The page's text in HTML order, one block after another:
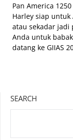
Pan America
Harley siap
atau sekadar jadi
Anda untuk
datang ke GIIAS
SEARCH